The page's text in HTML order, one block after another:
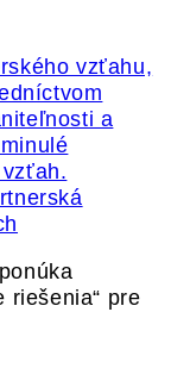
riešenia“ pre